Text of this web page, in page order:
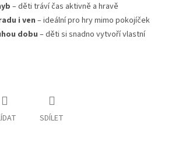
– děti tráví čas aktivně a hravě
i ven– ideální pro hry mimo pokojíček
dobu – děti si snadno vytvoří vlastní
SDÍLET